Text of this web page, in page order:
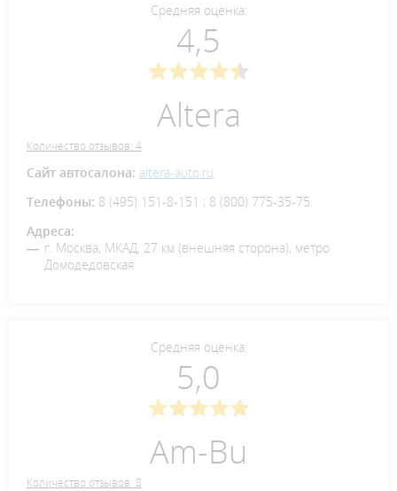
Средняя оценка:
4,5
Altera
Количество отзывов: 4
Сайт автосалона: altera-auto.ru
Телефоны: 8 (495) 151-8-151 ; 8 (800) 775-35-75.
Адреса:
г. Москва, МКАД, 27 км (внешняя сторона), метро
Домодедовская
Средняя оценка:
5,0
Am-Bu
Количество отзывов: 8